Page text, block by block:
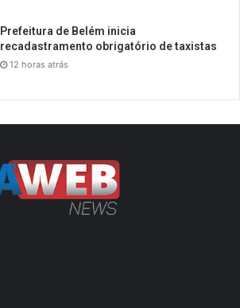
Prefeitura de Belém inicia
recadastramento obrigatório de taxistas
12 horas atrás